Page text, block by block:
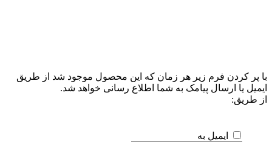
با پر کردن فرم زیر هر زمان که این محصول موجود شد از طریق
ایمیل یا ارسال پیامک به شما اطلاع رسانی خواهد شد.
از طریق:
ایمیل به